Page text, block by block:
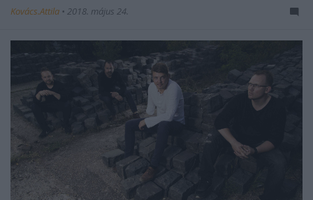
Kovács.Attila • 2018. május 24.